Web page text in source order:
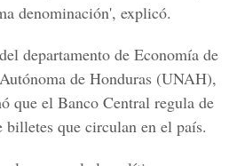
denominación', explicó.
departamento de Economía de
de Honduras (UNAH),
que el Banco Central regula de
que circulan en el país.